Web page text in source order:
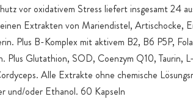
vor oxidativem Stress liefert insgesamt 24
Extrakten von Mariendistel, Artischocke,
Plus B-Komplex mit aktivem B2, B6 P5P,
Plus Glutathion, SOD, Coenzym Q10, Taurin,
Alle Extrakte ohne chemische
und/oder Ethanol. 60 Kapseln